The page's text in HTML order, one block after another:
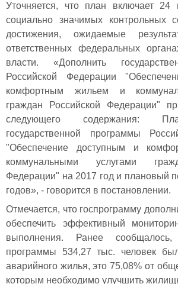
Уточняется, что план включает 24
социально значимых контрольных
достижения, ожидаемые
ответственных федеральных
власти. «Дополнить
Российской Федерации
комфортным жильем и
граждан Российской Федерации"
следующего содержания:
государственной программы
"Обеспечение доступным и
коммунальными услугами
Федерации" на 2017 год и плановый
годов», - говорится в постановлении.
Отмечается, что госпрограмму
обеспечить эффективный
выполнения. Ранее
программы 534,27 тыс. человек
аварийного жилья, это 75,08% от
которым необходимо улучшить